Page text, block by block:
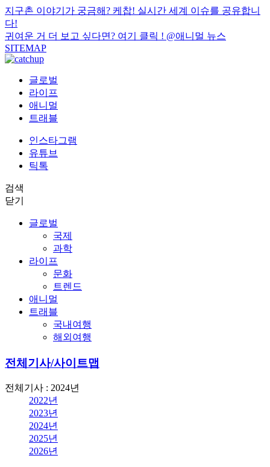
지구촌 이야기가 궁금해? 케찹! 실시간 세계 이슈를 공유합니
다!
귀여운 거 더 보고 싶다면? 여기 클릭 ! @애니멀 뉴스
SITEMAP
글로벌
라이프
애니멀
트래블
인스타그램
유튜브
틱톡
검색
닫기
글로벌
국제
과학
라이프
문화
트렌드
애니멀
트래블
국내여행
해외여행
전체기사/사이트맵
전체기사 : 2024년
2022년
2023년
2024년
2025년
2026년